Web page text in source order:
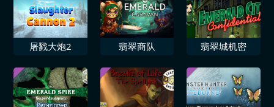
屠戮大炮2 翡翠商队 翡翠城机密